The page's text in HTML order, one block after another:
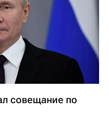
совещание по